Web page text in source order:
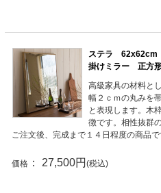
ステラ
掛けミラー 正方
高級家具の材料と
幅２ｃｍの丸みを
と表現します。木
徴です。相性抜群
ご注文後、完成まで１４日程度の商品で
価格 ： 27,500円 (税込)